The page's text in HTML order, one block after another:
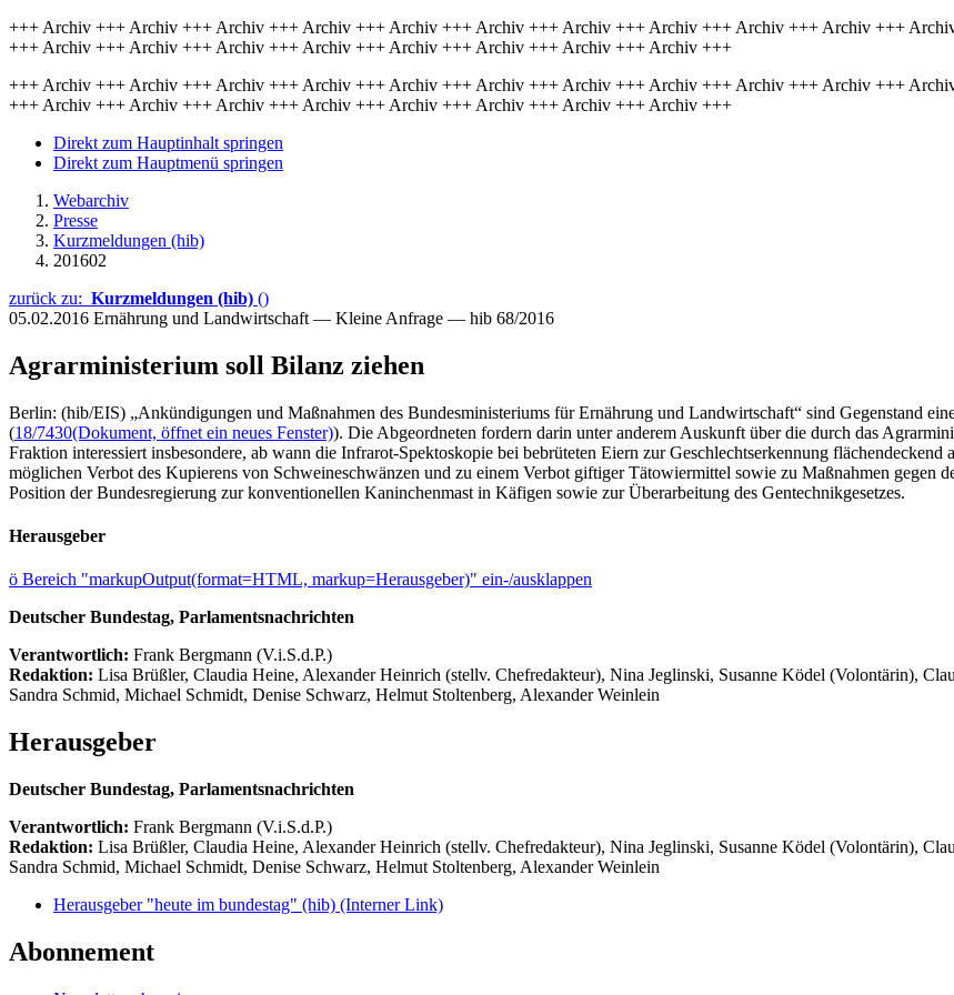
+++ Archiv +++ Archiv +++ Archiv +++ Archiv +++ Archiv +++ Archiv +++ Archiv +++ Archiv +++ Archiv +++ Archiv +++
+++ Archiv +++ Archiv +++ Archiv +++ Archiv +++ Archiv +++ Archiv +++ Archiv +++ Archiv +++
+++ Archiv +++ Archiv +++ Archiv +++ Archiv +++ Archiv +++ Archiv +++ Archiv +++ Archiv +++ Archiv +++ Archiv +++
+++ Archiv +++ Archiv +++ Archiv +++ Archiv +++ Archiv +++ Archiv +++ Archiv +++ Archiv +++
Direkt zum Hauptinhalt springen
Direkt zum Hauptmenü springen
Webarchiv
Presse
Kurzmeldungen (hib)
201602
zurück zu: Kurzmeldungen (hib) ()
05.02.2016 Ernährung und Landwirtschaft — Kleine Anfrage — hib 68/2016
Agrarministerium soll Bilanz ziehen
Berlin: (hib/EIS) „Ankündigungen und Maßnahmen des Bundesministeriums für Ernährung und Landwirtschaft“ sind Gegenstand
(18/7430(Dokument, öffnet ein neues Fenster)). Die Abgeordneten fordern darin unter anderem Auskunft über die durch das
Fraktion interessiert insbesondere, ab wann die Infrarot-Spektoskopie bei bebrüteten Eiern zur Geschlechtserkennung
möglichen Verbot des Kupierens von Schweineschwänzen und zu einem Verbot giftiger Tätowiermittel sowie zu Maßnahmen gegen
Position der Bundesregierung zur konventionellen Kaninchenmast in Käfigen sowie zur Überarbeitung des Gentechnikgesetzes.
Herausgeber
ö Bereich "markupOutput(format=HTML, markup=Herausgeber)" ein-/ausklappen
Deutscher Bundestag, Parlamentsnachrichten
Verantwortlich: Frank Bergmann (V.i.S.d.P.)
Redaktion: Lisa Brüßler, Claudia Heine, Alexander Heinrich (stellv. Chefredakteur), Nina Jeglinski, Susanne Ködel (Volontärin),
Sandra Schmid, Michael Schmidt, Denise Schwarz, Helmut Stoltenberg, Alexander Weinlein
Herausgeber
Deutscher Bundestag, Parlamentsnachrichten
Verantwortlich: Frank Bergmann (V.i.S.d.P.)
Redaktion: Lisa Brüßler, Claudia Heine, Alexander Heinrich (stellv. Chefredakteur), Nina Jeglinski, Susanne Ködel (Volontärin),
Sandra Schmid, Michael Schmidt, Denise Schwarz, Helmut Stoltenberg, Alexander Weinlein
Herausgeber "heute im bundestag" (hib) (Interner Link)
Abonnement